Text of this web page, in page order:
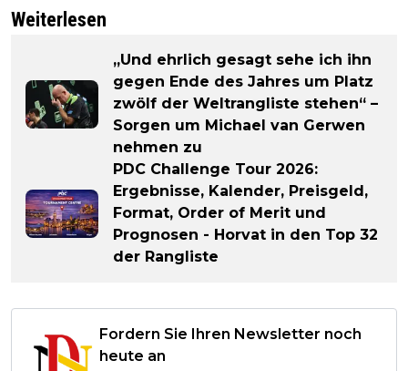
Weiterlesen
„Und ehrlich gesagt sehe ich ihn
gegen Ende des Jahres um Platz
zwölf der Weltrangliste stehen“ –
Sorgen um Michael van Gerwen
nehmen zu
PDC Challenge Tour 2026:
Ergebnisse, Kalender, Preisgeld,
Format, Order of Merit und
Prognosen - Horvat in den Top 32
der Rangliste
Fordern Sie Ihren Newsletter noch
heute an